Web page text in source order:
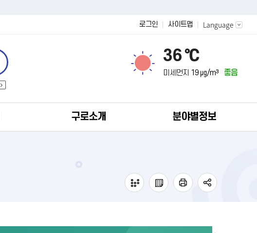
로그인 사이트맵 Language
36 ℃
미세먼지 19 ㎍/m³ 좋음
구로소개 분야별정보